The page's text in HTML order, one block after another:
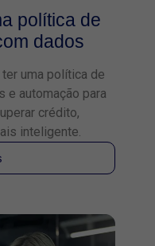
política de
dados
uma política de
e automação para
crédito,
inteligente.